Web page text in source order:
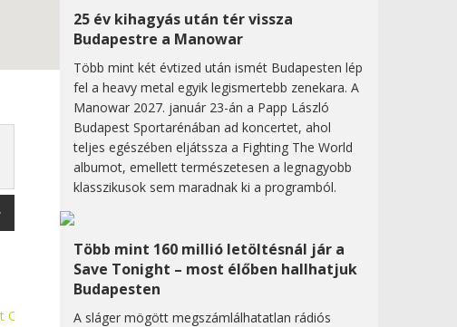
25 év kihagyás után tér vissza
Budapestre a Manowar
Több mint két évtized után ismét Budapesten lép
fel a heavy metal egyik legismertebb zenekara. A
Manowar 2027. január 23-án a Papp László
Budapest Sportarénában ad koncertet, ahol
teljes egészében eljátssza a Fighting The World
albumot, emellett természetesen a legnagyobb
klasszikusok sem maradnak ki a programból.
Több mint 160 millió letöltésnál jár a
Save Tonight – most élőben hallhatjuk
Budapesten
A sláger mögött megszámlálhatatlan rádiós